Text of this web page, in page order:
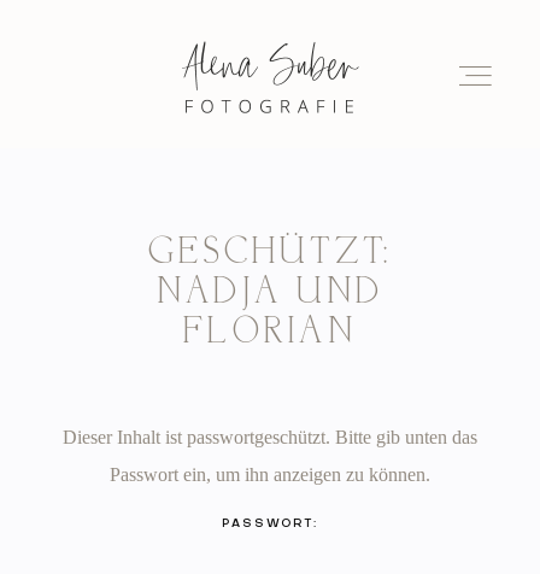
ÜBER MICH
BLOG
HOCHZEITSFOTOGRAF
BERLIN UND
BRANDENBURG
Home
Über mich
Blog
GESCHÜTZT:
NADJA UND
FLORIAN
Dieser Inhalt ist passwortgeschützt. Bitte gib unten das
Passwort ein, um ihn anzeigen zu können.
PASSWORT: